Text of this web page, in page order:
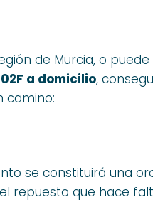
de Murcia, o
a domicilio,
camino:
se constituirá una
repuesto que hace